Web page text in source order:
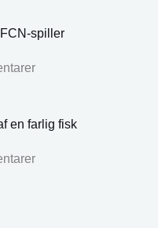
spiller
en farlig fisk